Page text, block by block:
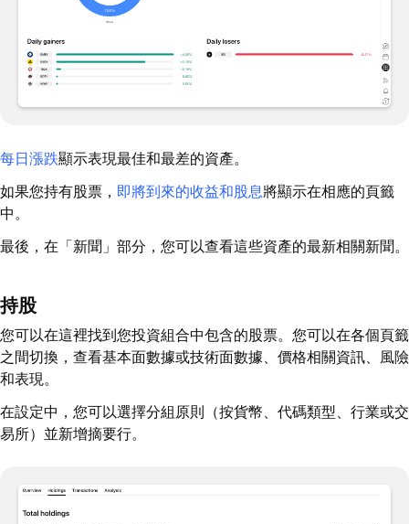
每日漲跌顯示表現最佳和最差的資產。
如果您持有股票， 即將到來的收益和股息將顯示在相應的頁籤
中。
最後，在「新聞」部分，您可以查看這些資產的最新相關新聞。
持股
您可以在這裡找到您投資組合中包含的股票。您可以在各個頁籤
之間切換，查看基本面數據或技術面數據、價格相關資訊、風險
和表現。
在設定中，您可以選擇分組原則（按貨幣、代碼類型、行業或交
易所）並新增摘要行。